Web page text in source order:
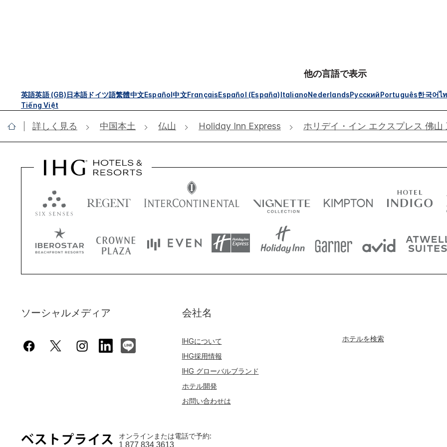
他の言語で表示
英語英語 (GB)日本語 ドイツ語繁體中文Español中文FrançaisEspañol (España)ItalianoNederlandsРусскийPortuguês한국어ไ
Tiếng Việt
詳しく見る 中国本土 仏山 Holiday Inn Express ホリデイ・イン エクスプレス 佛山
ソーシャルメディア 会社名
IHGについて
IHG採用情報
IHG グローバルブランド
ホテル開発
お問い合わせは
ホテルを検索
オンラインまたは電話で予約:
1 877 834 3613